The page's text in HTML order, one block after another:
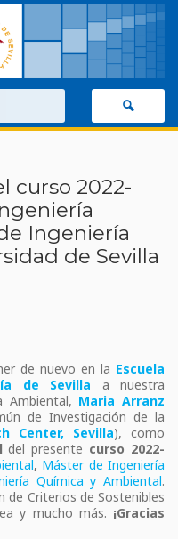
curso 2022-
Ingeniería
de Sevilla
de nuevo en la Escuela
de Sevilla a nuestra
Ambiental, Maria Arranz
de Investigación de la
Center, Sevilla), como
del presente curso 2022-
, Máster de Ingeniería
Química y Ambiental.
de Criterios de Sostenibles
y mucho más. ¡Gracias